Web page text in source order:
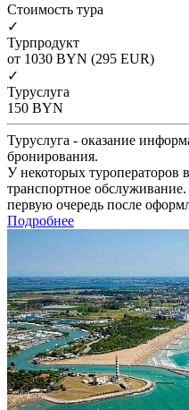
Cтоимость тура
✓
Турпродукт
от 1030 BYN (295 EUR)
✓
Туруслуга
150 BYN
Туруслуга - оказание
бронирования.
У некоторых туроператоров
транспортное
первую очередь после
Подробнее